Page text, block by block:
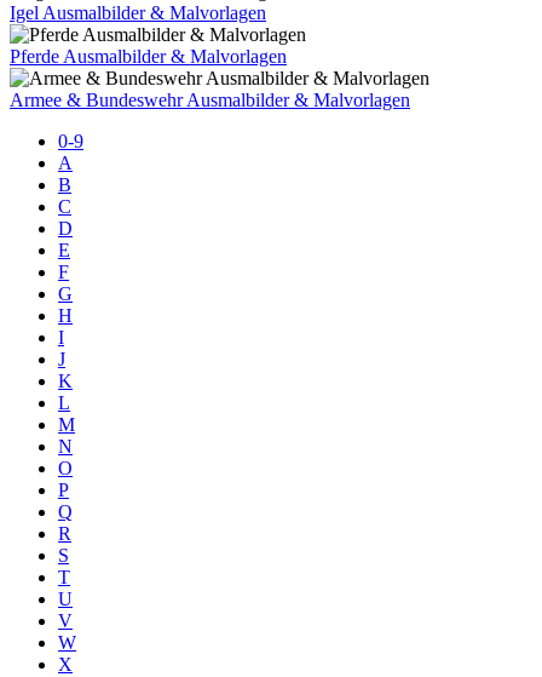
Igel Ausmalbilder & Malvorlagen
Pferde Ausmalbilder & Malvorlagen
Armee & Bundeswehr Ausmalbilder & Malvorlagen
0-9
A
B
C
D
E
F
G
H
I
J
K
L
M
N
O
P
Q
R
S
T
U
V
W
X